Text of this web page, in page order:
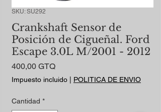
SKU: SU292
Crankshaft Sensor de
Posición de Cigueñal. Ford
Escape 3.0L M/2001 - 2012
400,00 GTQPrecio
Impuesto incluido POLITICA DE ENVIO
Cantidad *